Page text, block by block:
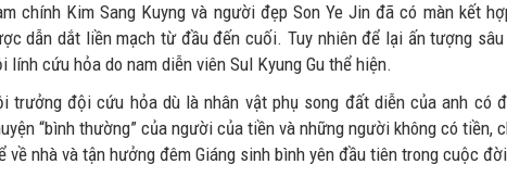
chính Kim Sang Kuyng và người đẹp Son Ye Jin đã có màn kết
dẫn dắt liền mạch từ đầu đến cuối. Tuy nhiên để lại ấn tượng
lính cứu hỏa do nam diễn viên Sul Kyung Gu thể hiện.
trưởng đội cứu hỏa dù là nhân vật phụ song đất diễn của anh có
“bình thường” của người của tiền và những người không có
về nhà và tận hưởng đêm Giáng sinh bình yên đầu tiên trong cuộc